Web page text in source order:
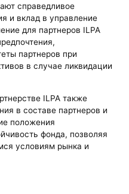
справедливое
и вклад в управление
для партнеров ILPA
партнеров при
в случае ликвидации
ILPA также
в составе партнеров и
положения
фонда, позволяя
условиям рынка и